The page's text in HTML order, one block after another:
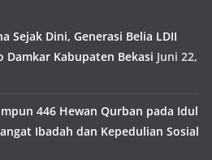
Sejak Dini, Generasi Belia LDII
Damkar Kabupaten Bekasi Juni 22,
446 Hewan Qurban pada Idul
Ibadah dan Kepedulian Sosial